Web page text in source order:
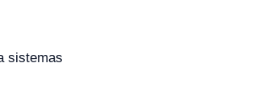
sistemas